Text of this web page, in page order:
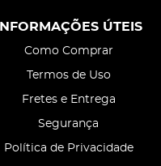
INFORMAÇÕES ÚTEIS
Como Comprar
Termos de Uso
Fretes e Entrega
Segurança
Política de Privacidade